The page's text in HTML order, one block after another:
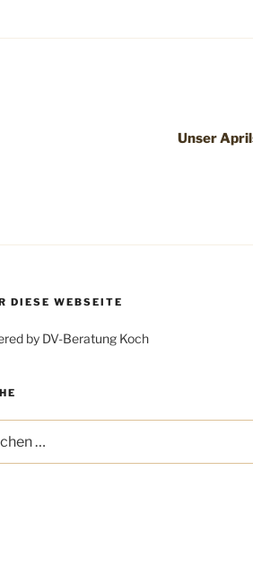
Unser
DIESE WEBSEITE
by DV-Beratung Koch